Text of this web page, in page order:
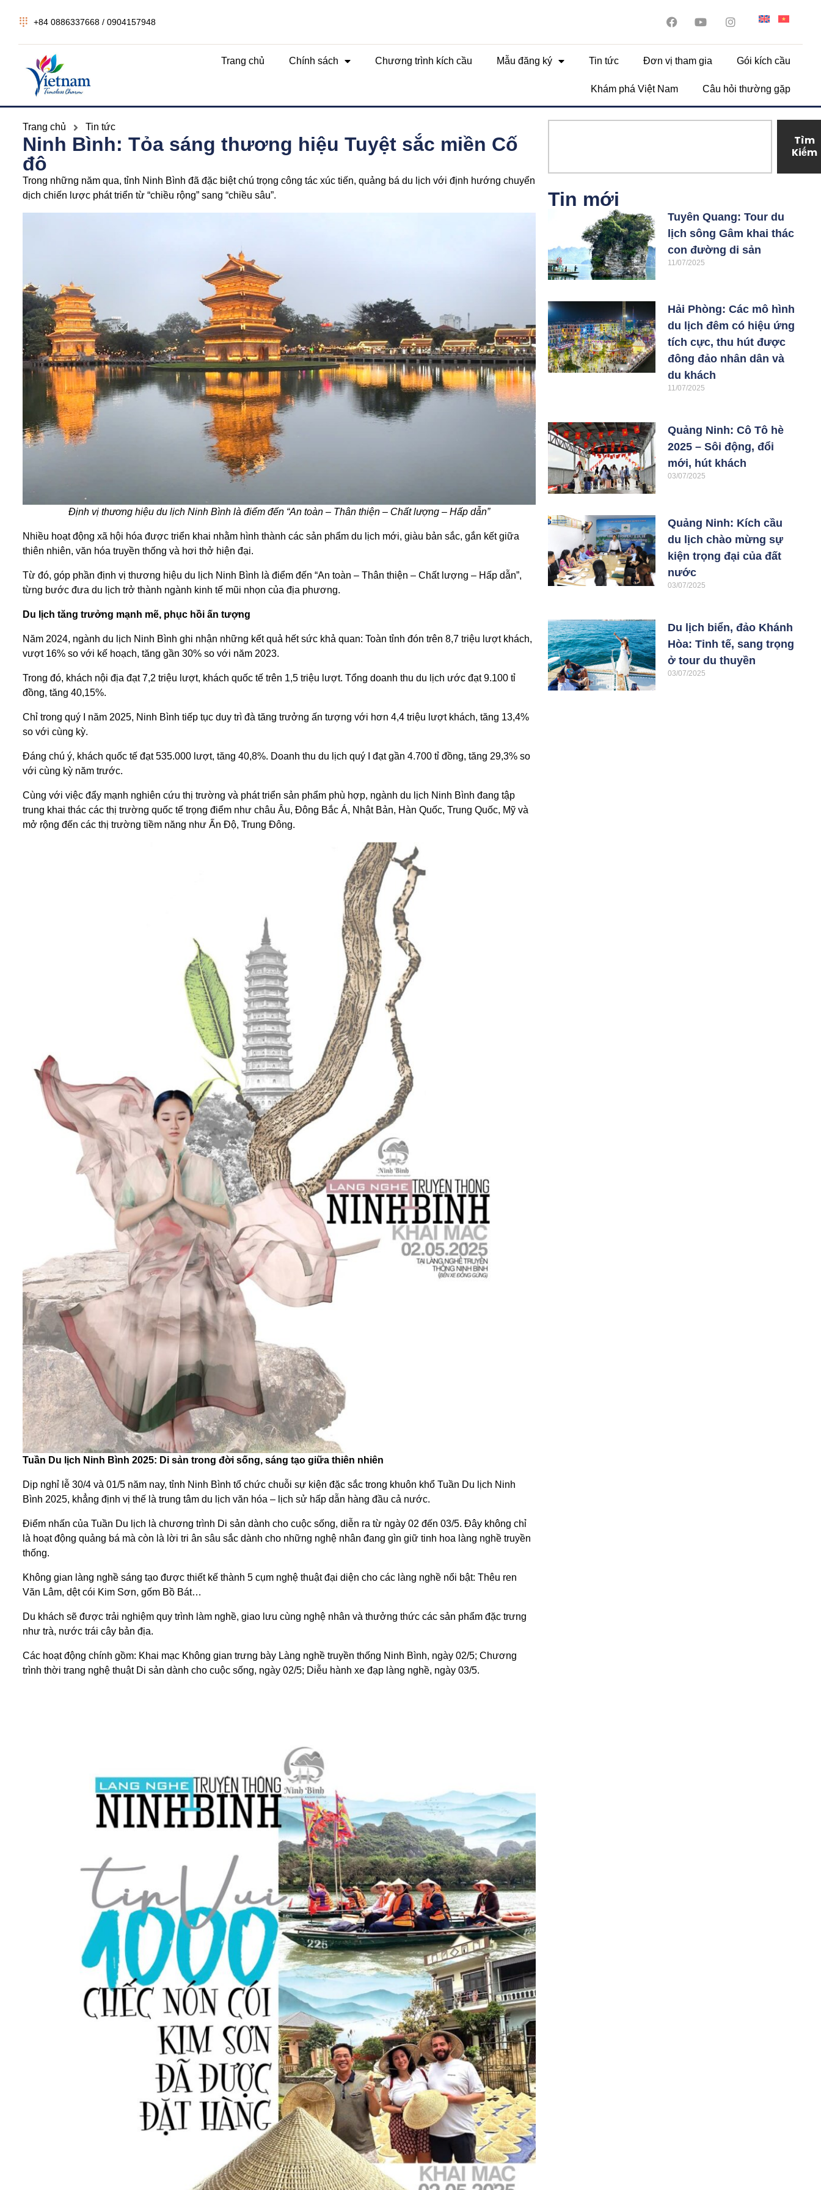
+84 0886337668 / 0904157948
Trang chủ Chính sách Chương trình kích cầu Mẫu đăng ký Tin tức Đơn vị tham gia Gói kích cầu
Khám phá Việt Nam Câu hỏi thường gặp
Trang chủ Tin tức
Ninh Bình: Tỏa sáng thương hiệu Tuyệt sắc miền Cố
đô
Trong những năm qua, tỉnh Ninh Bình đã đặc biệt chú trọng công tác xúc tiến, quảng bá du lịch với định hướng chuyển
dịch chiến lược phát triển từ “chiều rộng” sang “chiều sâu”.
Định vị thương hiệu du lịch Ninh Bình là điểm đến “An toàn – Thân thiện – Chất lượng – Hấp dẫn”
Nhiều hoạt động xã hội hóa được triển khai nhằm hình thành các sản phẩm du lịch mới, giàu bản sắc, gắn kết giữa
thiên nhiên, văn hóa truyền thống và hơi thở hiện đại.
Từ đó, góp phần định vị thương hiệu du lịch Ninh Bình là điểm đến “An toàn – Thân thiện – Chất lượng – Hấp dẫn”,
từng bước đưa du lịch trở thành ngành kinh tế mũi nhọn của địa phương.
Du lịch tăng trưởng mạnh mẽ, phục hồi ấn tượng
Năm 2024, ngành du lịch Ninh Bình ghi nhận những kết quả hết sức khả quan: Toàn tỉnh đón trên 8,7 triệu lượt khách,
vượt 16% so với kế hoạch, tăng gần 30% so với năm 2023.
Trong đó, khách nội địa đạt 7,2 triệu lượt, khách quốc tế trên 1,5 triệu lượt. Tổng doanh thu du lịch ước đạt 9.100 tỉ
đồng, tăng 40,15%.
Chỉ trong quý I năm 2025, Ninh Bình tiếp tục duy trì đà tăng trưởng ấn tượng với hơn 4,4 triệu lượt khách, tăng 13,4%
so với cùng kỳ.
Đáng chú ý, khách quốc tế đạt 535.000 lượt, tăng 40,8%. Doanh thu du lịch quý I đạt gần 4.700 tỉ đồng, tăng 29,3% so
với cùng kỳ năm trước.
Cùng với việc đẩy mạnh nghiên cứu thị trường và phát triển sản phẩm phù hợp, ngành du lịch Ninh Bình đang tập
trung khai thác các thị trường quốc tế trọng điểm như châu Âu, Đông Bắc Á, Nhật Bản, Hàn Quốc, Trung Quốc, Mỹ và
mở rộng đến các thị trường tiềm năng như Ấn Độ, Trung Đông.
Tuần Du lịch Ninh Bình 2025: Di sản trong đời sống, sáng tạo giữa thiên nhiên
Dịp nghỉ lễ 30/4 và 01/5 năm nay, tỉnh Ninh Bình tổ chức chuỗi sự kiện đặc sắc trong khuôn khổ Tuần Du lịch Ninh
Bình 2025, khẳng định vị thế là trung tâm du lịch văn hóa – lịch sử hấp dẫn hàng đầu cả nước.
Điểm nhấn của Tuần Du lịch là chương trình Di sản dành cho cuộc sống, diễn ra từ ngày 02 đến 03/5. Đây không chỉ
là hoạt động quảng bá mà còn là lời tri ân sâu sắc dành cho những nghệ nhân đang gìn giữ tinh hoa làng nghề truyền
thống.
Không gian làng nghề sáng tạo được thiết kế thành 5 cụm nghệ thuật đại diện cho các làng nghề nổi bật: Thêu ren
Văn Lâm, dệt cói Kim Sơn, gốm Bồ Bát…
Du khách sẽ được trải nghiệm quy trình làm nghề, giao lưu cùng nghệ nhân và thưởng thức các sản phẩm đặc trưng
như trà, nước trái cây bản địa.
Các hoạt động chính gồm: Khai mạc Không gian trưng bày Làng nghề truyền thống Ninh Bình, ngày 02/5; Chương
trình thời trang nghệ thuật Di sản dành cho cuộc sống, ngày 02/5; Diễu hành xe đạp làng nghề, ngày 03/5.
Tìm
Kiếm
Tin mới
Tuyên Quang: Tour du
lịch sông Gâm khai thác
con đường di sản
11/07/2025
Hải Phòng: Các mô hình
du lịch đêm có hiệu ứng
tích cực, thu hút được
đông đảo nhân dân và
du khách
11/07/2025
Quảng Ninh: Cô Tô hè
2025 – Sôi động, đổi
mới, hút khách
03/07/2025
Quảng Ninh: Kích cầu
du lịch chào mừng sự
kiện trọng đại của đất
nước
03/07/2025
Du lịch biển, đảo Khánh
Hòa: Tinh tế, sang trọng
ở tour du thuyền
03/07/2025